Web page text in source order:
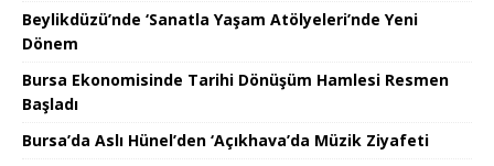
Beylikdüzü’nde ‘Sanatla Yaşam Atölyeleri’nde Yeni
Dönem
Bursa Ekonomisinde Tarihi Dönüşüm Hamlesi Resmen
Başladı
Bursa’da Aslı Hünel’den ‘Açıkhava’da Müzik Ziyafeti